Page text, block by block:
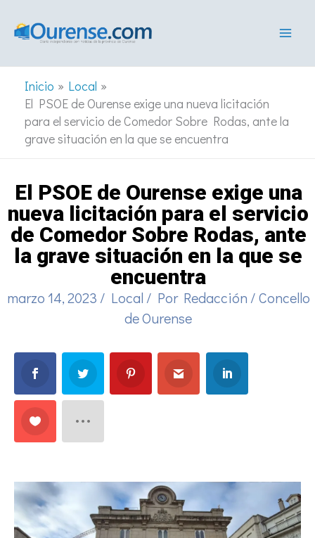
Inicio
Local
El PSOE de Ourense exige una nueva licitación
para el servicio de Comedor Sobre Rodas, ante la
grave situación en la que se encuentra
El PSOE de Ourense exige una
nueva licitación para el servicio
de Comedor Sobre Rodas, ante
la grave situación en la que se
encuentra
marzo 14, 2023 / Local / Por Redacción /Concello
de Ourense